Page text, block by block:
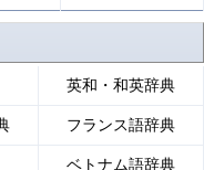
英和・和英辞典
フランス語辞典
ベトナム語辞典